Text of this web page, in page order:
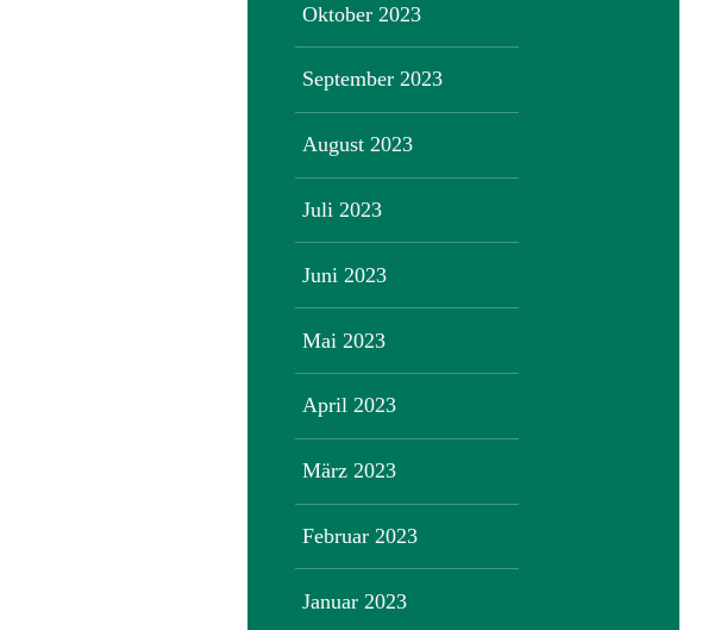
Oktober 2023
September 2023
August 2023
Juli 2023
Juni 2023
Mai 2023
April 2023
März 2023
Februar 2023
Januar 2023